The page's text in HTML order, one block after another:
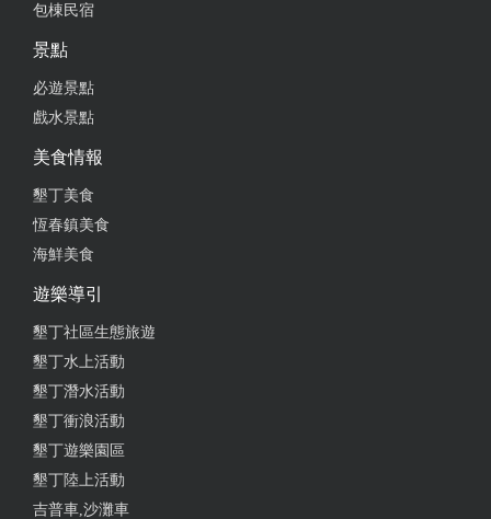
包棟民宿
景點
必遊景點
戲水景點
美食情報
墾丁美食
恆春鎮美食
海鮮美食
遊樂導引
墾丁社區生態旅遊
墾丁水上活動
墾丁潛水活動
墾丁衝浪活動
墾丁遊樂園區
墾丁陸上活動
吉普車,沙灘車